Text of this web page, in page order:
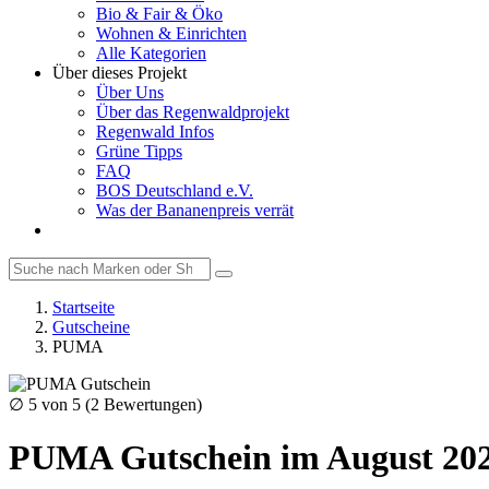
Bio & Fair & Öko
Wohnen & Einrichten
Alle Kategorien
Über dieses Projekt
Über Uns
Über das Regenwaldprojekt
Regenwald Infos
Grüne Tipps
FAQ
BOS Deutschland e.V.
Was der Bananenpreis verrät
Startseite
Gutscheine
PUMA
∅ 5 von 5 (2 Bewertungen)
PUMA Gutschein im August